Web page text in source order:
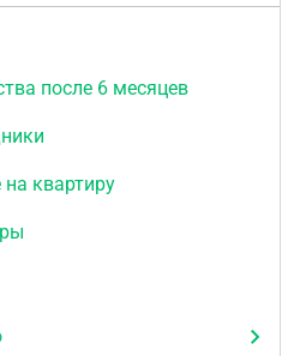
после 6 месяцев
квартиру